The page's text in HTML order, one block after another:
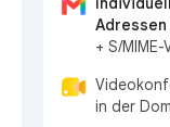
Adressen
+ S/
in der